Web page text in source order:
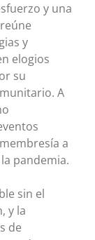
y una
y
elogios
su
A
a
pandemia.
sin el
y la
de